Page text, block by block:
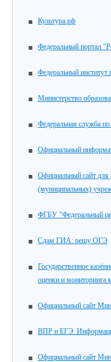
Культура.рф
Федеральный портал
Федеральный институт
Министерство
Федеральная служба
Официальный
Официальный сайт для
(муниципальных)
ФГБУ "Федеральный
Сдам ГИА: решу ОГЭ
Государственное
оценки и мониторинга
Официальный сайт
ВПР и ЕГЭ.
Официальный сайт